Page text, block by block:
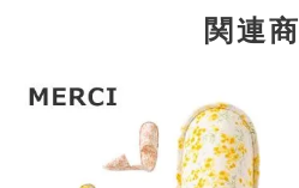
関連